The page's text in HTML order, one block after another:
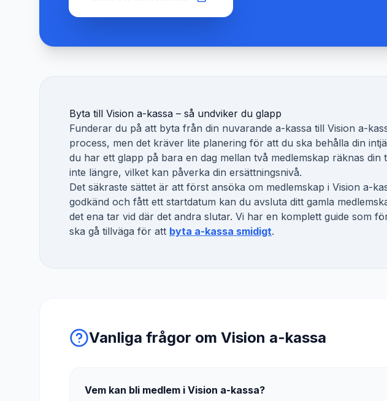
Byta till Vision a-kassa – så undviker du glapp
Funderar du på att byta från din nuvarande a-kassa till Vision a-
process, men det kräver lite planering för att du ska behålla din
du har ett glapp på bara en dag mellan två medlemskap räknas din
inte längre, vilket kan påverka din ersättningsnivå.
Det säkraste sättet är att först ansöka om medlemskap i Vision a-
godkänd och fått ett startdatum kan du avsluta ditt gamla
det ena tar vid där det andra slutar. Vi har en komplett guide som
ska gå tillväga för att byta a-kassa smidigt.
Vanliga frågor om Vision a-kassa
Vem kan bli medlem i Vision a-kassa?